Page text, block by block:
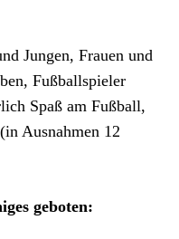
Jungen, Frauen und
Fußballspieler
Spaß am Fußball,
Ausnahmen 12
geboten: